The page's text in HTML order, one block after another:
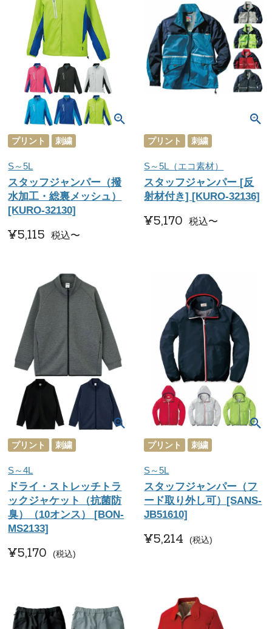
プリント 刺繍
S～5L
スタッフジャンパー（撥
水加工・総裏メッシュ）
[KURO-32130]
¥5,115 税込〜
プリント 刺繍
S～5L（エコ素材）
スタッフジャンパー [反
射材付き] [KURO-32136]
¥5,170 税込〜
プリント 刺繍
S～4L
ドライ・ストレッチトラ
ックジャケット（抗菌防
臭）（10オンス） [BON-
MS2133]
¥5,170 税込
プリント 刺繍
S～5L
スタッフジャンパー（フ
ード取り外し可）[SANS-
JB51610]
¥5,214 税込